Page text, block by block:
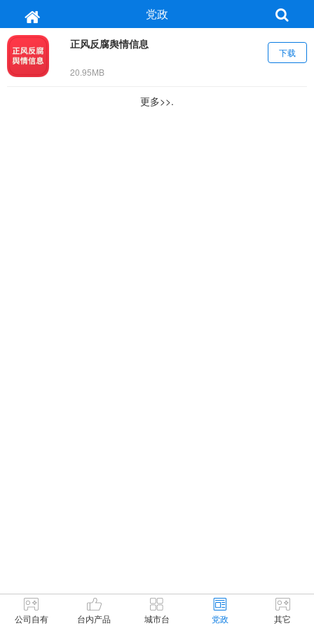
党政
正风反腐舆情信息
20.95MB
下载
更多>>.
公司自有 台内产品 城市台 党政 其它